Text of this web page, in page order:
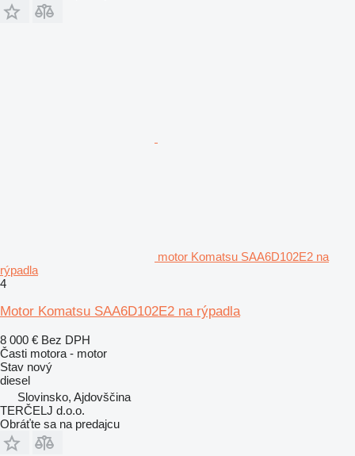
motor Komatsu SAA6D102E2 na
rýpadla
4
Motor Komatsu SAA6D102E2 na rýpadla
8 000 € Bez DPH
Časti motora - motor
Stav nový
diesel
Slovinsko, Ajdovščina
TERČELJ d.o.o.
Obráťte sa na predajcu